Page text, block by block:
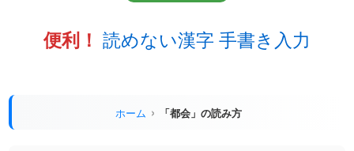
便利！ 読めない漢字 手書き入力
ホーム 「都会」の読み方